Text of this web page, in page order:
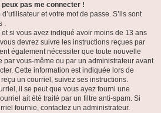
pas me connecter !
et votre mot de passe. S’ils sont
:
si vous avez indiqué avoir moins de 13 ans
devrez suivre les instructions reçues par
également nécessiter que toute nouvelle
par vous-même ou par un administrateur avant
Cette information est indiquée lors de
un courriel, suivez ses instructions.
il se peut que vous ayez fourni une
ait été traité par un filtre anti-spam. Si
fournie, contactez un administrateur.